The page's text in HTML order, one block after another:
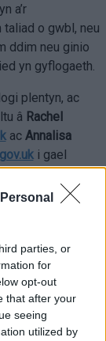
parties, or
for
opt-out
that after your
seeing
utilized by
a’r
o gwbl, neu
ddim neu ginio
yn gyflogaeth.
plentyn, ac
â Rachel
ac Annalisa
i gael
nes bod